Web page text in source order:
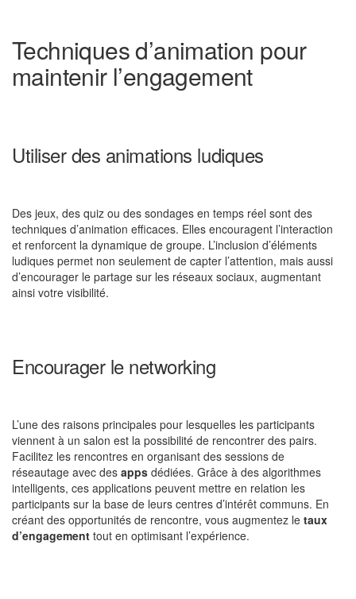
Techniques d’animation pour
maintenir l’engagement
Utiliser des animations ludiques
Des jeux, des quiz ou des sondages en temps réel sont des
techniques d’animation efficaces. Elles encouragent l’interaction
et renforcent la dynamique de groupe. L’inclusion d’éléments
ludiques permet non seulement de capter l’attention, mais aussi
d’encourager le partage sur les réseaux sociaux, augmentant
ainsi votre visibilité.
Encourager le networking
L’une des raisons principales pour lesquelles les participants
viennent à un salon est la possibilité de rencontrer des pairs.
Facilitez les rencontres en organisant des sessions de
réseautage avec des apps dédiées. Grâce à des algorithmes
intelligents, ces applications peuvent mettre en relation les
participants sur la base de leurs centres d’intérêt communs. En
créant des opportunités de rencontre, vous augmentez le taux
d’engagement tout en optimisant l’expérience.